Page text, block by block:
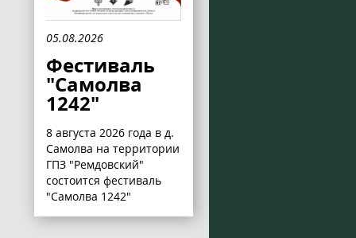
05.08.2026
Фестиваль
"Самолва
1242"
8 августа 2026 года в д.
Самолва на территории
ГПЗ "Ремдовский"
состоится фестиваль
"Самолва 1242"